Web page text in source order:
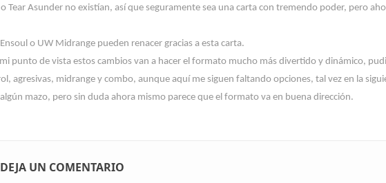
o Tear Asunder no existían, así que seguramente sea una carta con tremendo poder, pero
Ensoul o UW Midrange pueden renacer gracias a esta carta.
punto de vista estos cambios van a hacer el formato mucho más divertido y dinámico,
agresivas, midrange y combo, aunque aquí me siguen faltando opciones, tal vez en la
mazo, pero sin duda ahora mismo parece que el formato va en buena dirección.
DEJA UN COMENTARIO